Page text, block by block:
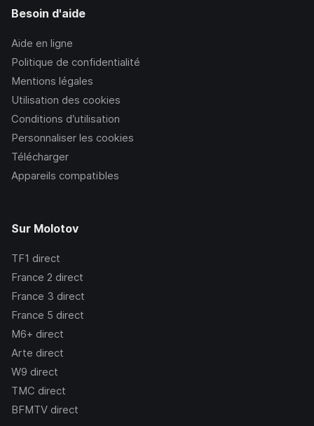
Besoin d'aide
Aide en ligne
Politique de confidentialité
Mentions légales
Utilisation des cookies
Conditions d’utilisation
Personnaliser les cookies
Télécharger
Appareils compatibles
Sur Molotov
TF1 direct
France 2 direct
France 3 direct
France 5 direct
M6+ direct
Arte direct
W9 direct
TMC direct
BFMTV direct